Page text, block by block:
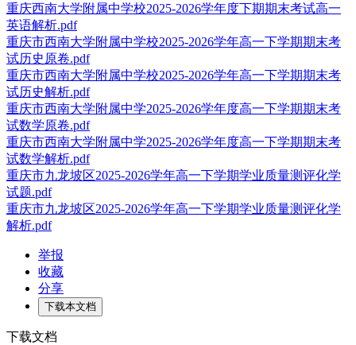
重庆西南大学附属中学校2025-2026学年度下期期末考试高一
英语解析.pdf
重庆市西南大学附属中学校2025-2026学年高一下学期期末考
试历史原卷.pdf
重庆市西南大学附属中学校2025-2026学年高一下学期期末考
试历史解析.pdf
重庆市西南大学附属中学2025-2026学年度高一下学期期末考
试数学原卷.pdf
重庆市西南大学附属中学2025-2026学年度高一下学期期末考
试数学解析.pdf
重庆市九龙坡区2025-2026学年高一下学期学业质量测评化学
试题.pdf
重庆市九龙坡区2025-2026学年高一下学期学业质量测评化学
解析.pdf
举报
收藏
分享
下载本文档
下载文档